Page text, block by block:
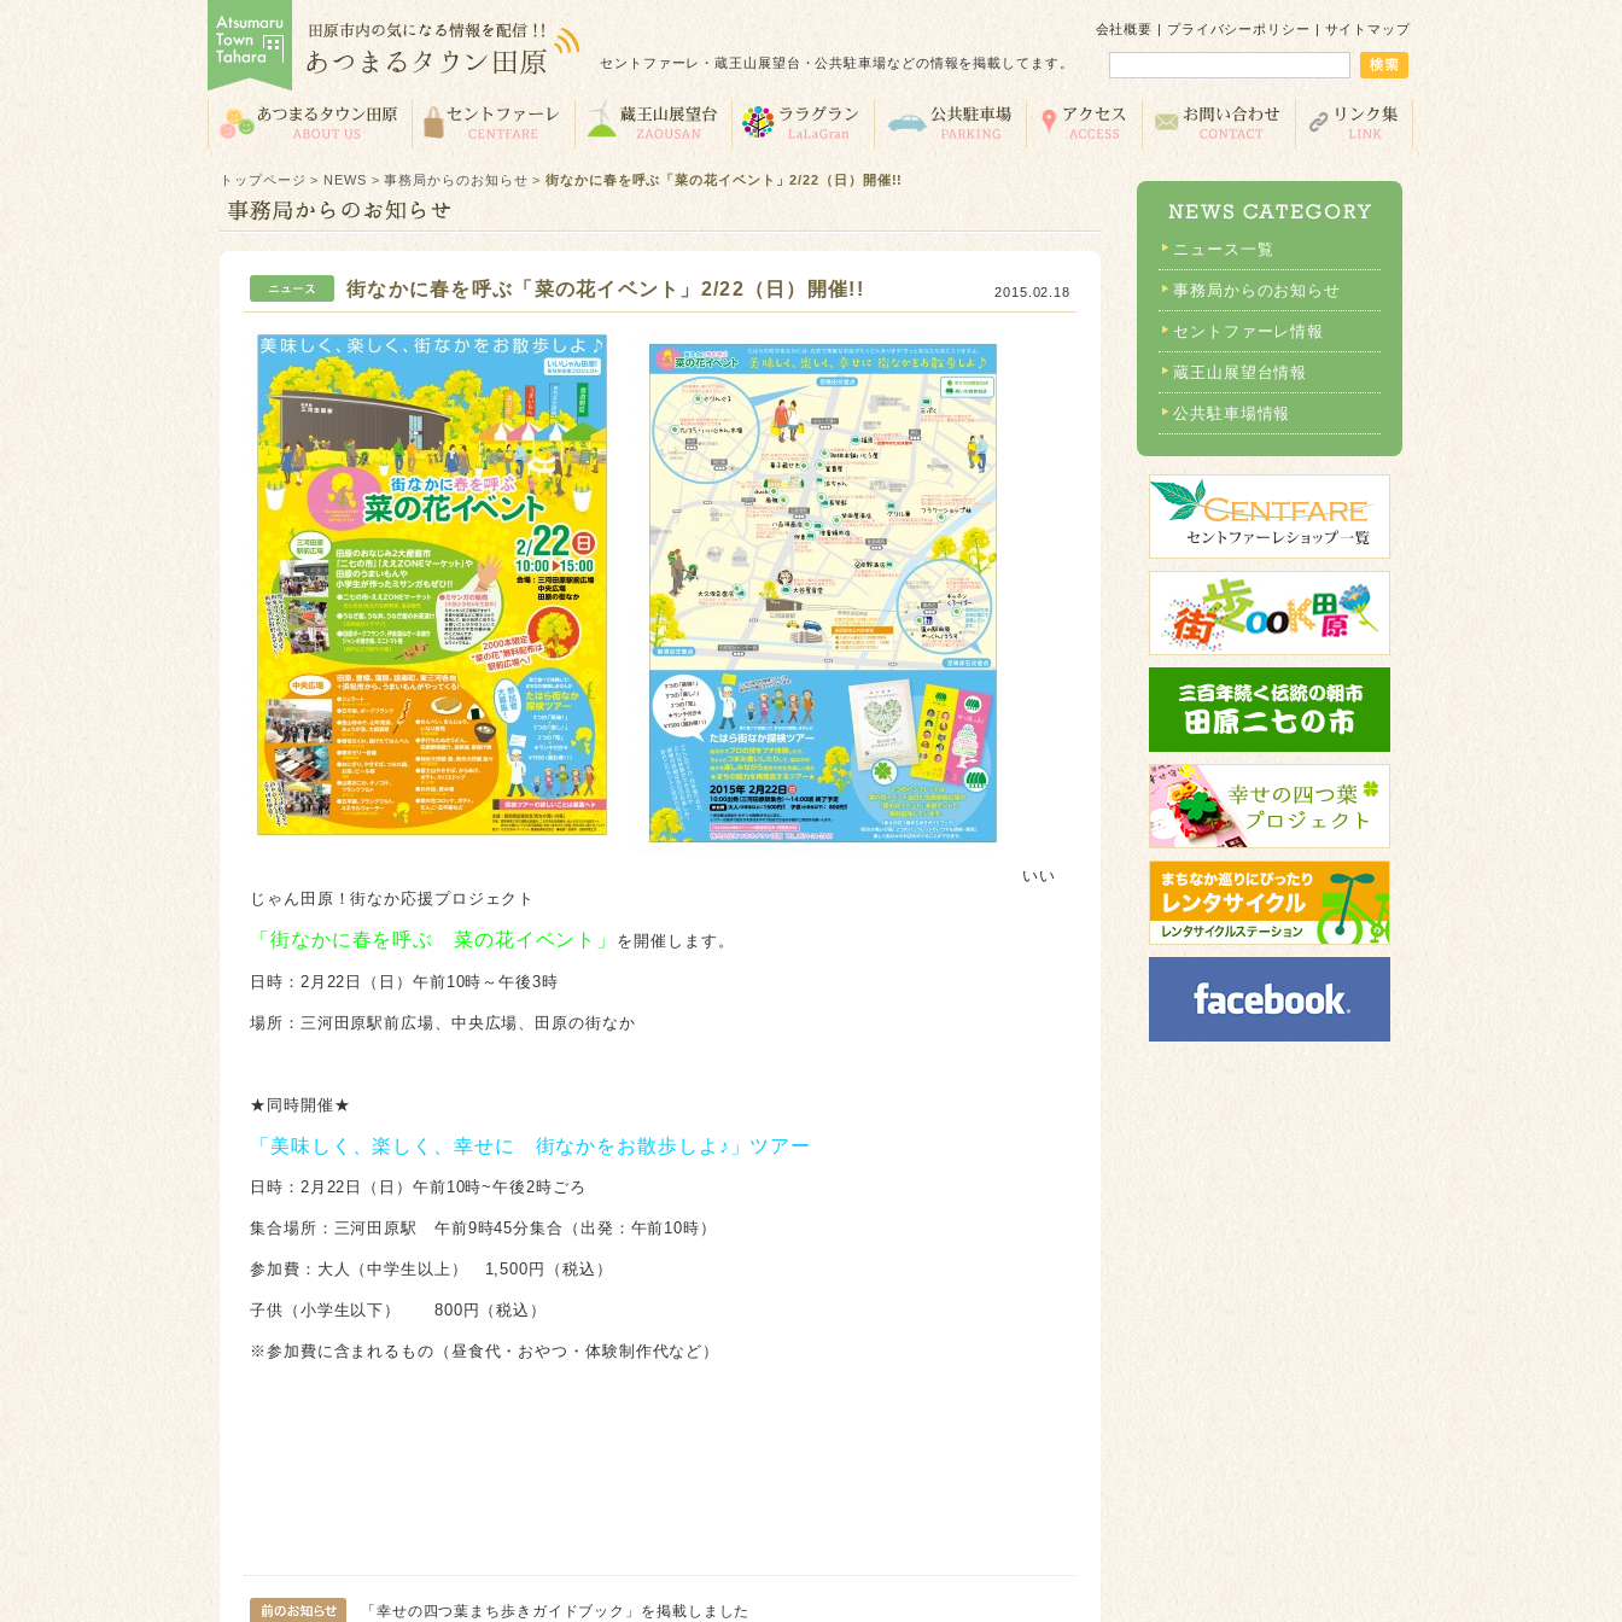
セントファーレ・蔵王山展望台・公共駐車場などの情報を掲載してます。
会社概要 | プライバシーポリシー | サイトマップ
トップページ > NEWS >事務局からのお知らせ >街なかに春を呼ぶ「菜の花イベント」2/22（日）開催!!
街なかに春を呼ぶ「菜の花イベント」2/22（日）開催!! 2015.02.18
いい
じゃん田原！街なか応援プロジェクト
「街なかに春を呼ぶ 菜の花イベント」 を開催します。
日時：2月22日（日）午前10時～午後3時
場所：三河田原駅前広場、中央広場、田原の街なか
★同時開催★
「美味しく、楽しく、幸せに 街なかをお散歩しよ♪」ツアー
日時：2月22日（日）午前10時~午後2時ごろ
集合場所：三河田原駅 午前9時45分集合（出発：午前10時）
参加費：大人（中学生以上） 1,500円（税込）
子供（小学生以下） 800円（税込）
※参加費に含まれるもの（昼食代・おやつ・体験制作代など）
「幸せの四つ葉まち歩きガイドブック」を掲載しました
ニュース一覧
事務局からのお知らせ
セントファーレ情報
蔵王山展望台情報
公共駐車場情報